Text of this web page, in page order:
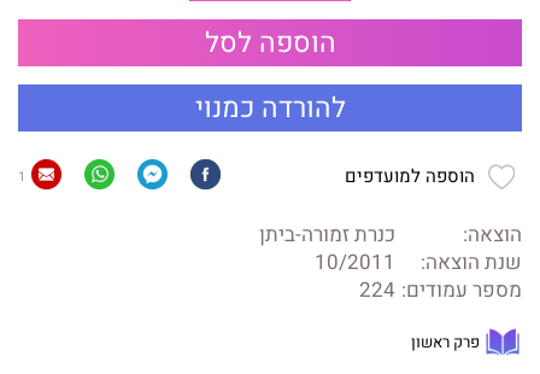
הוספה לסל
להורדה כמנוי
הוספה למועדפים 1
הוצאה:
כנרת זמורה-ביתן
שנת הוצאה:
10/2011
מספר עמודים: 224
פרק ראשון